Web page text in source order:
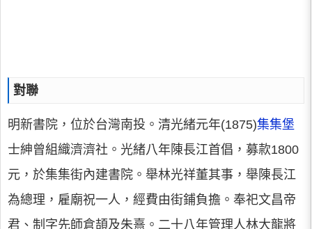
對聯
明新書院，位於台灣南投。清光緒元年(1875)集集堡
士紳曾組織濟濟社。光緒八年陳長江首倡，募款1800
元，於集集街內建書院。舉林光祥董其事，舉陳長江
為總理，雇廟祝一人，經費由街鋪負擔。奉祀文昌帝
君、制字先師倉頡及朱熹。二十八年管理人林大龍將